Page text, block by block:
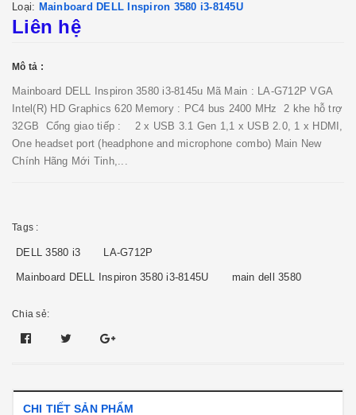
Loại: Mainboard DELL Inspiron 3580 i3-8145U
Liên hệ
Mô tả :
Mainboard DELL Inspiron 3580 i3-8145u Mã Main : LA-G712P VGA
Intel(R) HD Graphics 620 Memory : PC4 bus 2400 MHz 2 khe hỗ trợ
32GB Cổng giao tiếp : 2 x USB 3.1 Gen 1,1 x USB 2.0, 1 x HDMI,
One headset port (headphone and microphone combo) Main New
Chính Hãng Mới Tinh,...
Tags :
DELL 3580 i3 LA-G712P
Mainboard DELL Inspiron 3580 i3-8145U main dell 3580
Chia sẻ:
CHI TIẾT SẢN PHẨM